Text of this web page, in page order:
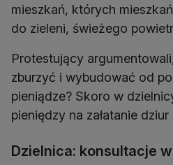
mieszkań, których
do zieleni, świeżego
Protestujący
zburzyć i wybudować od
pieniądze? Skoro w
pieniędzy na załatanie
Dzielnica: konsultacje